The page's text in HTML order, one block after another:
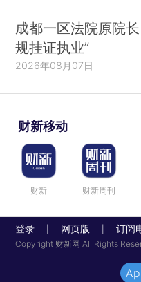
成都一区法院原院
规挂证执业”
2026年08月07日
财新移动
财新 财新周刊
登录 网页版 订阅
Copyright 财新网 All Rights